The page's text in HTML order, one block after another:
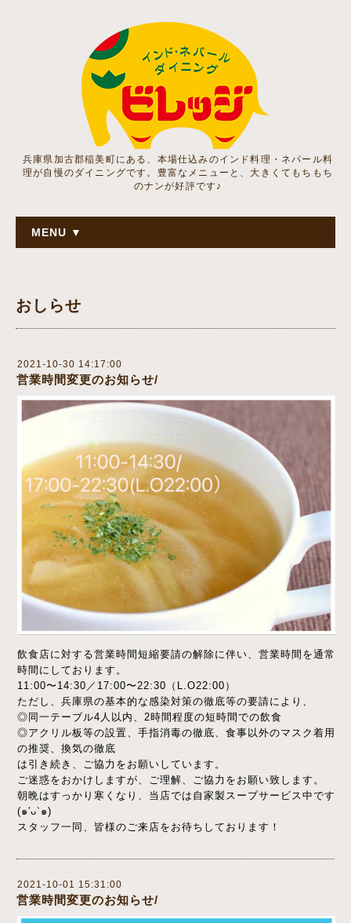
兵庫県加古郡稲美町にある、本場仕込みのインド料理・ネパール料
理が自慢のダイニングです。豊富なメニューと、大きくてもちもち
のナンが好評です♪
MENU ▼
おしらせ
2021-10-30 14:17:00
営業時間変更のお知らせ/
飲食店に対する営業時間短縮要請の解除に伴い、営業時間を通常
時間にしております。
11:00〜14:30／17:00〜22:30（L.O22:00）
ただし、兵庫県の基本的な感染対策の徹底等の要請により、
◎同一テーブル4人以内、2時間程度の短時間での飲食
◎アクリル板等の設置、手指消毒の徹底、食事以外のマスク着用
の推奨、換気の徹底
は引き続き、ご協力をお願いしています。
ご迷惑をおかけしますが、ご理解、ご協力をお願い致します。
朝晩はすっかり寒くなり、当店では自家製スープサービス中です
(๑′ᴗ‵๑)
スタッフ一同、皆様のご来店をお待ちしております！
2021-10-01 15:31:00
営業時間変更のお知らせ/